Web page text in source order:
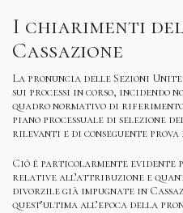
I chiarimenti
Cassazione
La pronuncia delle Sezioni
sui processi in corso, incidendo
quadro normativo di
piano processuale di selezione
rilevanti e di conseguente prova
Ciò è particolarmente evidente
relative all’attribuzione e
divorzile già impugnate in
quest’ultima all’epoca della